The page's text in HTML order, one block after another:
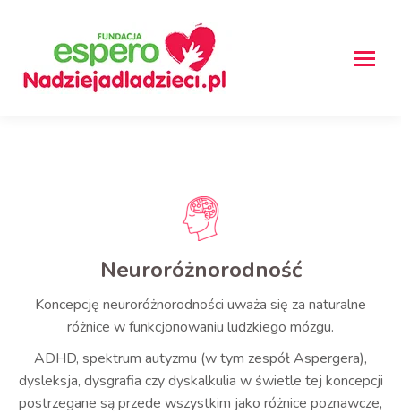
Neuroróżnorodność
Koncepcję neuroróżnorodności uważa się za naturalne
różnice w funkcjonowaniu ludzkiego mózgu.
ADHD, spektrum autyzmu (w tym zespół Aspergera),
dysleksja, dysgrafia czy dyskalkulia w świetle tej koncepcji
postrzegane są przede wszystkim jako różnice poznawcze,